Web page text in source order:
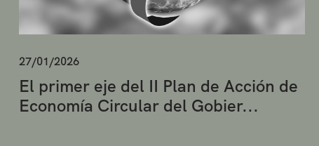
27/01/2026
El primer eje del II Plan de Acción de
Economía Circular del Gobier...